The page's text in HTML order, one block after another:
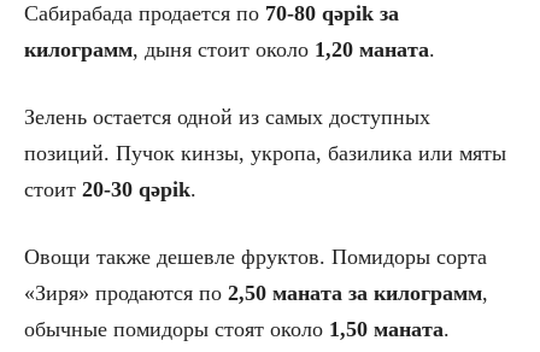
Сабирабада продается по 70-80 qəpik за
килограмм, дыня стоит около 1,20 маната.
Зелень остается одной из самых доступных
позиций. Пучок кинзы, укропа, базилика или мяты
стоит 20-30 qəpik.
Овощи также дешевле фруктов. Помидоры сорта
«Зиря» продаются по 2,50 маната за килограмм,
обычные помидоры стоят около 1,50 маната.